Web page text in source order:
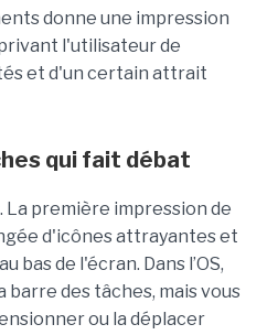
donne une impression
l'utilisateur de
et d'un certain attrait
qui fait débat
La première impression de
d'icônes attrayantes et
bas de l'écran. Dans l’OS,
barre des tâches, mais vous
ou la déplacer